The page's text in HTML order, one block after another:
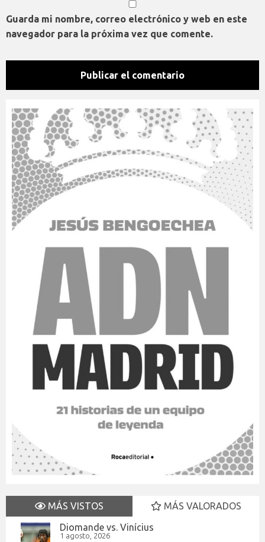
Guarda mi nombre, correo electrónico y web en este
navegador para la próxima vez que comente.
MÁS VISTOS
MÁS VALORADOS
Diomande vs. Vinícius
1 agosto, 2026